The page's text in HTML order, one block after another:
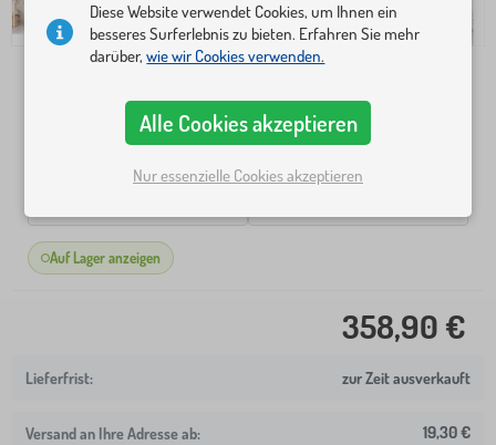
160x80 cm 180x80 cm
Auf Lager anzeigen
358,90 €
zur Zeit ausverkauft
Versand an Ihre Adresse ab: 19,30 €
Diese Website verwendet Cookies, um Ihnen ein
besseres Surferlebnis zu bieten. Erfahren Sie mehr
darüber,wie wir Cookies verwenden.
Alle Cookies akzeptieren
Nur essenzielle Cookies akzeptieren